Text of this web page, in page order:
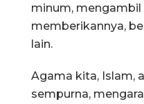
minum, mengambil
memberikannya,
lain.
Agama kita, Islam,
sempurna,